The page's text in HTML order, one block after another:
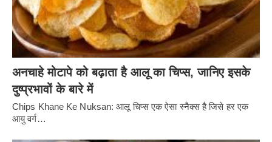
अनचाहे मोटापे को बढ़ाता है आलू का चिप्स, जानिए इसके
दुष्प्रभावों के बारे में
Chips Khane Ke Nuksan: आलू चिप्स एक ऐसा स्नैक्स है जिसे हर एक
आयु वर्ग…